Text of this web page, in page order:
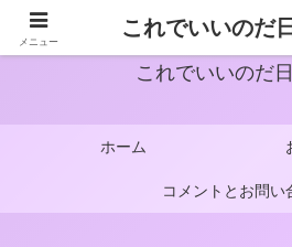
これでいいのだ
ホーム
コメントとお問い
メニュー
これでいいのだ